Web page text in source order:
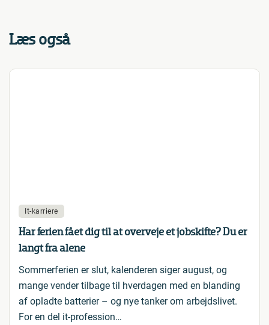
Læs også
It-karriere
Har ferien fået dig til at overveje et jobskifte? Du er
langt fra alene
Sommerferien er slut, kalenderen siger august, og
mange vender tilbage til hverdagen med en blanding
af opladte batterier – og nye tanker om arbejdslivet.
For en del it-profession…